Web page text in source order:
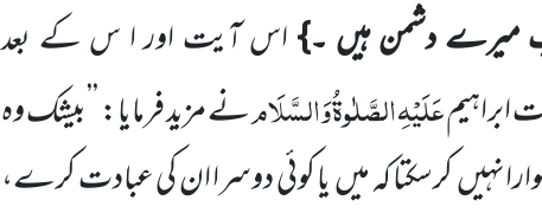
دشمن ہیں ۔}اس آیت اور ا س کے بعد
عَلَیْہِالصَّلٰوۃُوَالسَّلَامنے مزید فرمایا: ’’بیشک وہ
کرسکتا کہ میں یا کوئی دوسرا ان کی عبادت کرے،